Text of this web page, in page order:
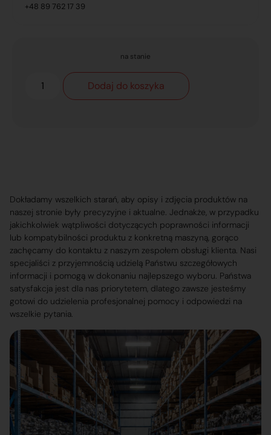
+48 89 762 17 39
na stanie
Dodaj do koszyka
Dokładamy wszelkich starań, aby opisy i zdjęcia produktów na
naszej stronie były precyzyjne i aktualne. Jednakże, w przypadku
jakichkolwiek wątpliwości dotyczących poprawności informacji
lub kompatybilności produktu z konkretną maszyną, gorąco
zachęcamy do kontaktu z naszym zespołem obsługi klienta. Nasi
specjaliści z przyjemnością udzielą Państwu szczegółowych
informacji i pomogą w dokonaniu najlepszego wyboru. Państwa
satysfakcja jest dla nas priorytetem, dlatego zawsze jesteśmy
gotowi do udzielenia profesjonalnej pomocy i odpowiedzi na
wszelkie pytania.